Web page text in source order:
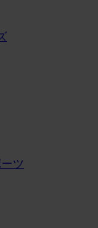
ツ